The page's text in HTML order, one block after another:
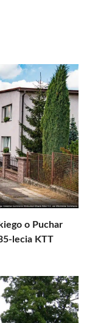
o Puchar
lecia KTT